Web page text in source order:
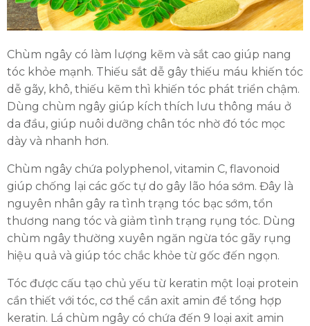
Chùm ngây có làm lượng kẽm và sắt cao giúp nang
tóc khỏe mạnh. Thiếu sắt dễ gây thiếu máu khiến tóc
dễ gãy, khô, thiếu kẽm thì khiến tóc phát triển chậm.
Dùng chùm ngây giúp kích thích lưu thông máu ở
da đầu, giúp nuôi dưỡng chân tóc nhờ đó tóc mọc
dày và nhanh hơn.
Chùm ngây chứa polyphenol, vitamin C, flavonoid
giúp chống lại các gốc tự do gây lão hóa sớm. Đây là
nguyên nhân gây ra tình trạng tóc bạc sớm, tổn
thương nang tóc và giảm tình trạng rụng tóc. Dùng
chùm ngây thường xuyên ngăn ngừa tóc gãy rụng
hiệu quả và giúp tóc chắc khỏe từ gốc đến ngọn.
Tóc được cấu tạo chủ yếu từ keratin một loại protein
cần thiết với tóc, cơ thể cần axit amin để tổng hợp
keratin. Lá chùm ngây có chứa đến 9 loại axit amin
HOÀN THÀNH
Đăng ký tư vấn trực tiếp 24/7:
0335587487